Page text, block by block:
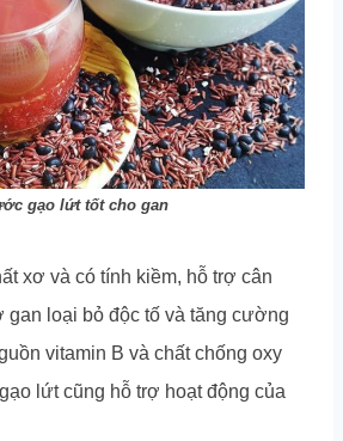
gạo lứt tốt cho gan
xơ và có tính kiềm, hỗ trợ cân
gan loại bỏ độc tố và tăng cường
vitamin B và chất chống oxy
lứt cũng hỗ trợ hoạt động của